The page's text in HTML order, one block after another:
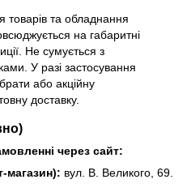
товарів та обладнання
на габаритні
Не сумується з
У разі застосування
або акційну
доставку.
через сайт:
магазин): вул. В. Великого, 69.